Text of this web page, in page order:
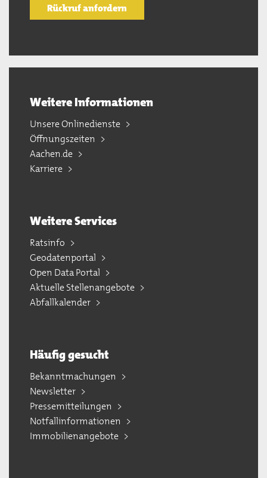
Rückruf anfordern
Weitere Informationen
Unsere Onlinedienste
Öffnungszeiten
Aachen.de
Karriere
Weitere Services
Ratsinfo
Geodatenportal
Open Data Portal
Aktuelle Stellenangebote
Abfallkalender
Häufig gesucht
Bekanntmachungen
Newsletter
Pressemitteilungen
Notfallinformationen
Immobilienangebote